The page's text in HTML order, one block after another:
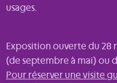
usages.
Exposition ouverte du 28
(de septembre à mai) ou
Pour réserver une visite